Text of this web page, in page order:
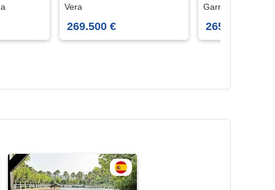
Wohnhaus in Vera
Vera
269.500 €
Wohnhaus in
Garrucha
265.000 €